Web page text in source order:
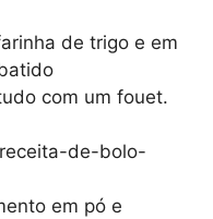
de trigo e em
com um fouet.
de-bolo-
em pó e